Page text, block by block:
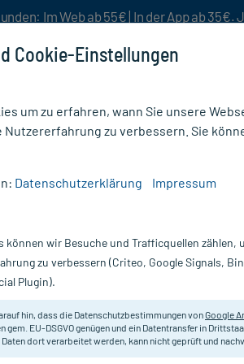
Im Web ab 55€ | In der App ab 35€.
(14)
einem gepflegten äußeren
und Spülungen
Aufbau-Spülungoder auch dasWeleda
Cookie-Einstellungen
um zu erfahren, wann Sie unsere
Nutzererfahrung zu verbessern. Sie
Datenschutzerklärung Impressum
können wir Besuche und Trafficquellen zählen,
zu verbessern (Criteo, Google Signals,
Plugin).
hin, dass die Datenschutzbestimmungen vonGoogle
gem. EU-DSGVO genügen und ein Datentransfer in
Daten dort verarbeitet werden, kann nicht geprüft und